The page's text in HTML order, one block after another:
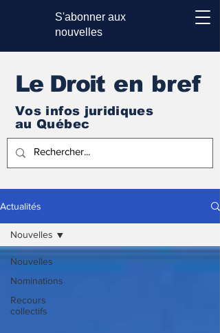
S'abonner aux
nouvelles
Le Droit en bref
Vos infos juridiques
au Québec
Actualités
Nouvelles
Nominations
Recours
collectifs
Nouvelles